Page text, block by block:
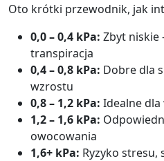
Oto krótki przewodnik, jak
0,0 – 0,4 kPa: Zbyt
transpiracja
0,4 – 0,8 kPa: Dobre dla
wzrostu
0,8 – 1,2 kPa: Idealne
1,2 – 1,6 kPa:
owocowania
1,6+ kPa: Ryzyko stresu,